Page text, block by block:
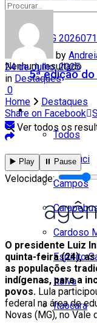
Teatro Firjan
5ª edição
Cidades
Todos
Cambuci
Campos
Cardoso
Espírito
Italva
Itaocara
Nenhum resultado
Ver todos os
by
24 de Julho, 2025
in Destaques
0
Home
Destaques
Share on Facebook
▶️ Play ⏸️ Pause
Velocidade:
O presidente Luiz
quinta-feira (24),
as populações
indígenas, para a
povos. Lula
federal na área de
Novas (MG), no Vale